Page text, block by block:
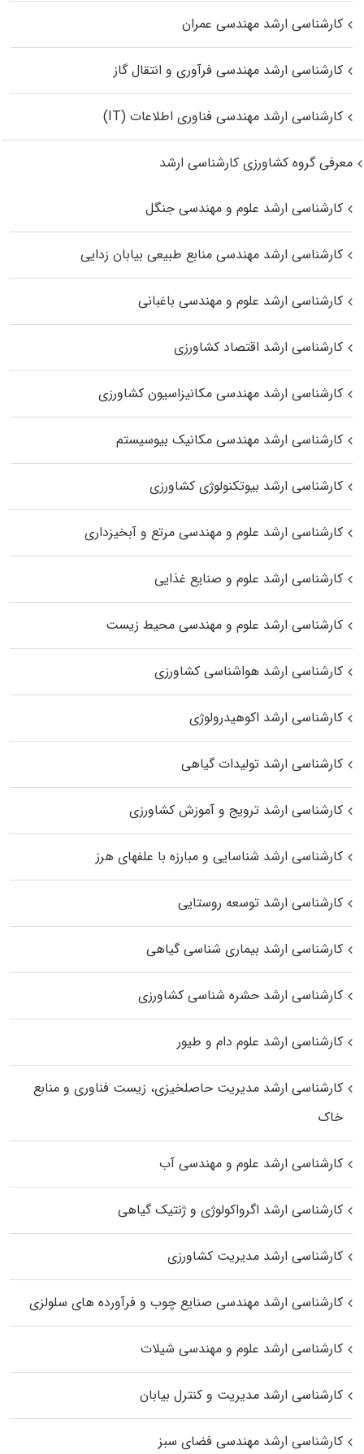
کارشناسی ارشد مهندسی عمران
کارشناسی ارشد مهندسی فرآوری و انتقال گاز
کارشناسی ارشد مهندسی فناوری اطلاعات (IT)
معرفی گروه کشاورزی کارشناسی ارشد
کارشناسی ارشد علوم و مهندسی جنگل
کارشناسی ارشد مهندسی منابع طبیعی بیابان زدایی
کارشناسی ارشد علوم و مهندسی باغبانی
کارشناسی ارشد اقتصاد کشاورزی
کارشناسی ارشد مهندسی مکانیزاسیون کشاورزی
کارشناسی ارشد مهندسی مکانیک بیوسیستم
کارشناسی ارشد بیوتکنولوژی کشاورزی
کارشناسی ارشد علوم و مهندسی مرتع و آبخیزداری
کارشناسی ارشد علوم و صنایع غذایی
کارشناسی ارشد علوم و مهندسی محیط زیست
کارشناسی ارشد هواشناسی کشاورزی
کارشناسی ارشد اکوهیدرولوژی
کارشناسی ارشد تولیدات گیاهی
کارشناسی ارشد ترویج و آموزش کشاورزی
کارشناسی ارشد شناسایی و مبارزه با علفهای هرز
کارشناسی ارشد توسعه روستایی
کارشناسی ارشد بیماری‌ شناسی گیاهی
کارشناسی ارشد حشره‌ شناسی کشاورزی
کارشناسی ارشد علوم دام و طیور
کارشناسی ارشد مدیریت حاصلخیزی، زیست فناوری و منابع
خاک
کارشناسی ارشد علوم و مهندسی آب
کارشناسی ارشد اگرواکولوژی و ژنتیک گیاهی
کارشناسی ارشد مدیریت کشاورزی
کارشناسی ارشد مهندسی صنایع چوب و فرآورده‌ های سلولزی
کارشناسی ارشد علوم و مهندسی شیلات
کارشناسی ارشد مدیریت و کنترل بیابان
کارشناسی ارشد مهندسی فضای سبز